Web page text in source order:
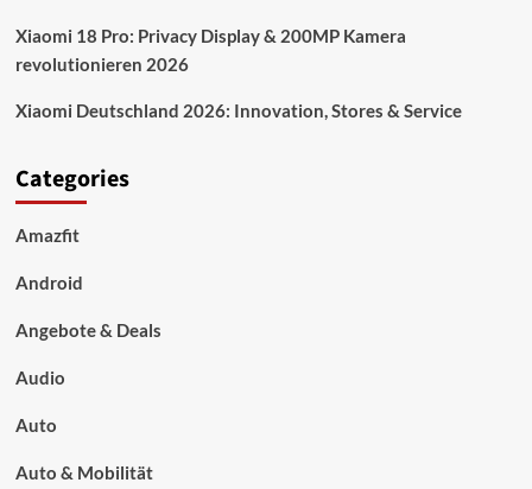
Xiaomi 18 Pro: Privacy Display & 200MP Kamera
revolutionieren 2026
Xiaomi Deutschland 2026: Innovation, Stores & Service
Categories
Amazfit
Android
Angebote & Deals
Audio
Auto
Auto & Mobilität